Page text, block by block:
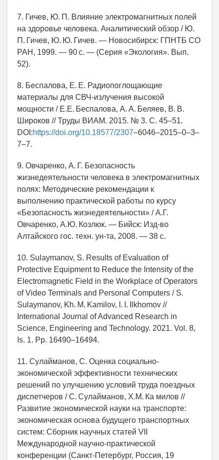
7. Гичев, Ю. П. Влияние электромагнитных полей
на здоровье человека. Аналитический обзор / Ю.
П. Гичев, Ю. Ю. Гичев. — Новосибирск: ГПНТБ СО
РАН, 1999. — 90 с. — (Серия «Экология». Вып.
52).
8. Беспалова, Е. Е. Радиопоглощающие
материалы для СВЧ-излучения высокой
мощности / Е.Е. Беспалова, А. А. Беляев, В. В.
Широков // Труды ВИАМ. 2015. № 3. С. 45–51.
DOI:https://doi.org/10.18577/2307–6046–2015–0–3–
7–7.
9. Овчаренко, А. Г. Безопасность
жизнедеятельности человека в электромагнитных
полях: Методические рекомендации к
выполнению практической работы по курсу
«Безопасность жизнедеятельности» / А.Г.
Овчаренко, А.Ю. Козлюк. — Бийск: Изд-во
Алтайского гос. техн. ун-та, 2008. — 38 с.
10. Sulaymanov, S. Results of Evaluation of
Protective Equipment to Reduce the Intensity of the
Electromagnetic Field in the Workplace of Operators
of Video Terminals and Personal Computers / S.
Sulaymanov, Kh. M. Kamilov, I. I. Ilkhomov //
International Journal of Advanced Research in
Science, Engineering and Technology. 2021. Vol. 8,
Is. 1. Pp. 16490–16494.
11. Сулайманов, С. Оценка социально-
экономической эффективности технических
решений по улучшению условий труда поездных
диспетчеров / С. Сулайманов, Х.М. Ка милов //
Развитие экономической науки на транспорте:
экономическая основа будущего транспортных
систем: Сборник научных статей VII
Международной научно-практической
конференции (Санкт-Петербург, Россия, 19